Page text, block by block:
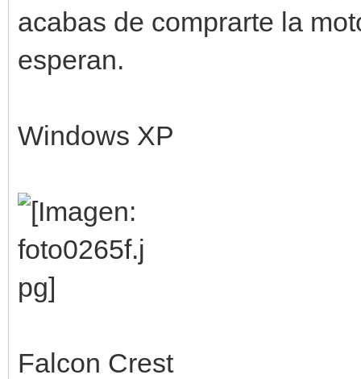
acabas de comprarte la
esperan.
Windows XP
Falcon Crest